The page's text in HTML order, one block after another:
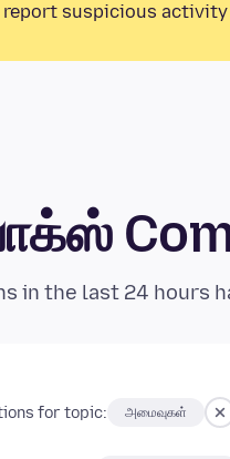
report suspicious activity
in the last 24 hours
for topic: அமைவுகள்